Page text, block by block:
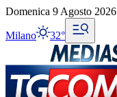
Domenica 9 Agosto 2026
Milano 32°